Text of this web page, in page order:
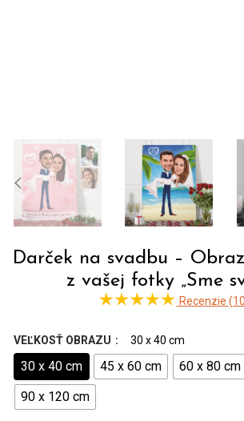
Recenzie
Darček na svadbu –
z vašej fotky „Sme
VEĽKOSŤ OBRAZU 30 x 40 cm
30 x 40 cm 45 x 60 cm 60 x 80 cm
90 x 120 cm